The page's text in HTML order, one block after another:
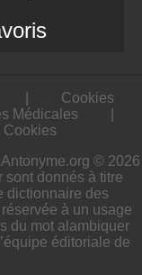
Cookies
Médicales
Cookies
© 2026
sont donnés à titre
dictionnaire des
à un usage
du mot alambiquer
éditoriale de